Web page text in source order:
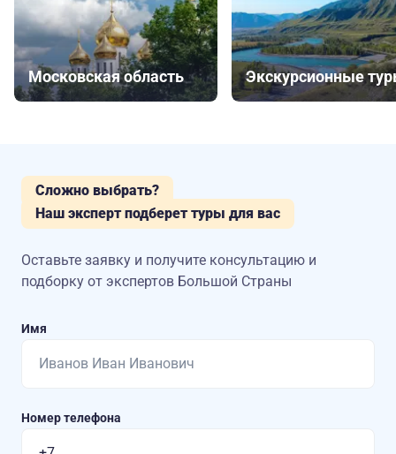
Московская область Экскурсионные
Сложно выбрать?
Наш эксперт подберет туры для вас
Оставьте заявку и получите консультацию и
подборку от экспертов Большой Страны
Имя
Номер телефона